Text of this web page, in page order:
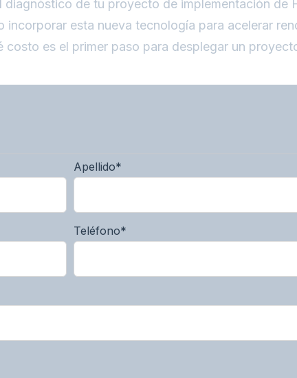
diagnóstico de tu proyecto de implementación de
incorporar esta nueva tecnología para acelerar
costo es el primer paso para desplegar un
Apellido*
Teléfono*